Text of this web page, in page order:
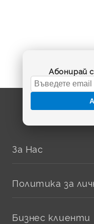
Абонирай
За Нас
Политика за
Бизнес клиенти